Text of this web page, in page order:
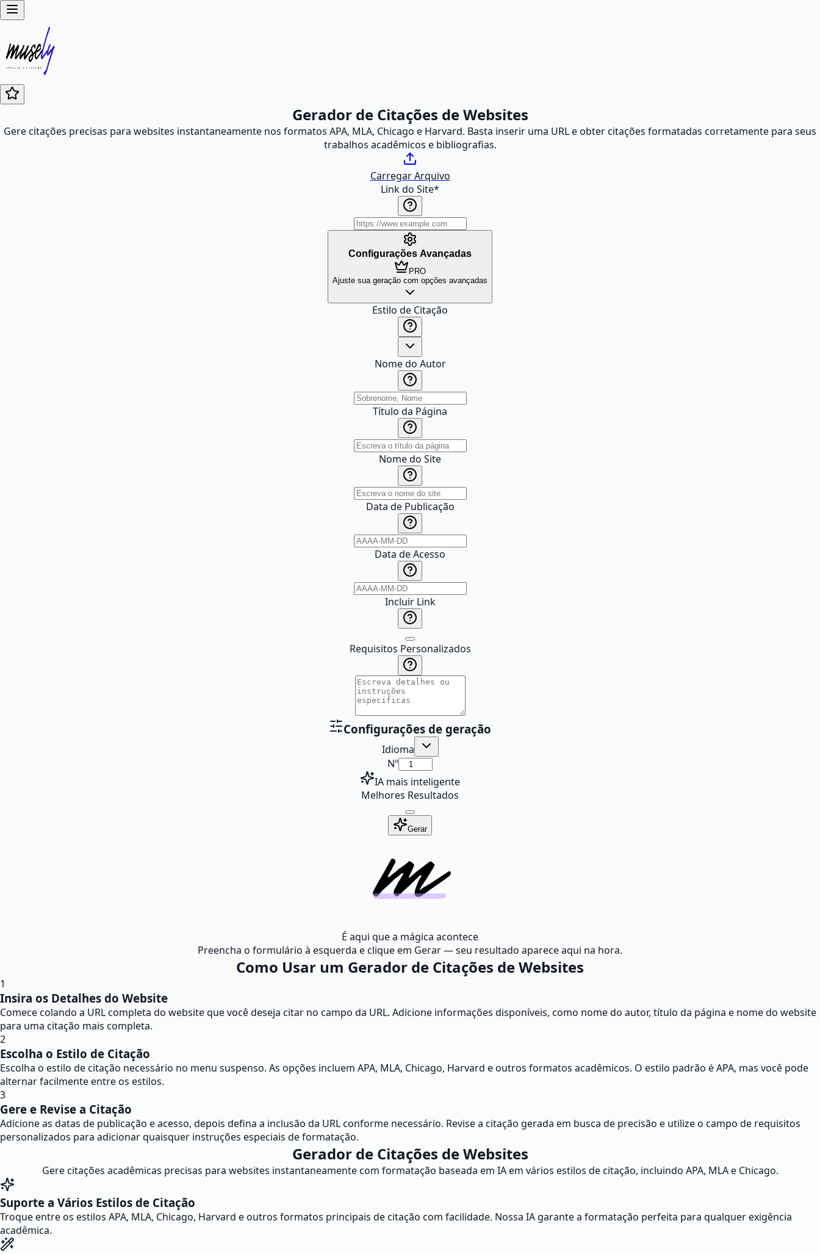
Gerador de Citações de Websites
Gere citações precisas para websites instantaneamente nos formatos APA, MLA, Chicago e Harvard. Basta inserir uma URL e obter citações formatadas corretamente para seus
trabalhos acadêmicos e bibliografias.
Carregar Arquivo
Link do Site*
Configurações Avançadas
PRO
Ajuste sua geração com opções avançadas
Estilo de Citação
Nome do Autor
Título da Página
Nome do Site
Data de Publicação
Data de Acesso
Incluir Link
Requisitos Personalizados
Configurações de geração
Idioma
Nº
IA mais inteligente
Melhores Resultados
Gerar
É aqui que a mágica acontece
Preencha o formulário à esquerda e clique em Gerar — seu resultado aparece aqui na hora.
Como Usar um Gerador de Citações de Websites
1
Insira os Detalhes do Website
Comece colando a URL completa do website que você deseja citar no campo da URL. Adicione informações disponíveis, como nome do autor, título da página e nome do website
para uma citação mais completa.
2
Escolha o Estilo de Citação
Escolha o estilo de citação necessário no menu suspenso. As opções incluem APA, MLA, Chicago, Harvard e outros formatos acadêmicos. O estilo padrão é APA, mas você pode
alternar facilmente entre os estilos.
3
Gere e Revise a Citação
Adicione as datas de publicação e acesso, depois defina a inclusão da URL conforme necessário. Revise a citação gerada em busca de precisão e utilize o campo de requisitos
personalizados para adicionar quaisquer instruções especiais de formatação.
Gerador de Citações de Websites
Gere citações acadêmicas precisas para websites instantaneamente com formatação baseada em IA em vários estilos de citação, incluindo APA, MLA e Chicago.
Suporte a Vários Estilos de Citação
Troque entre os estilos APA, MLA, Chicago, Harvard e outros formatos principais de citação com facilidade. Nossa IA garante a formatação perfeita para qualquer exigência
acadêmica.